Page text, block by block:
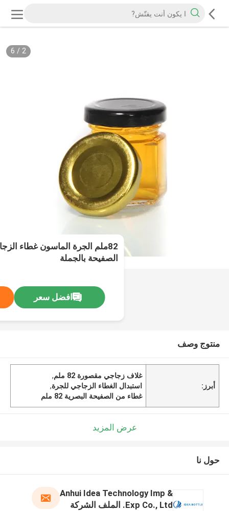
2
/
6
82ملم الجرة الماسون غطاء
الصفيحة بالجملة
افضل سعر
منتوج وصف
أبرز:
غلاف زجاجي مقصورة 82 ملم
,
استبدال الغطاء الزجاجي للجرة,
غطاء من الصفيحة البصرية 82 ملم
عرض المزيد
حول نا
Anhui Idea Technology Imp &
Exp Co., Ltd. الملف الشركة